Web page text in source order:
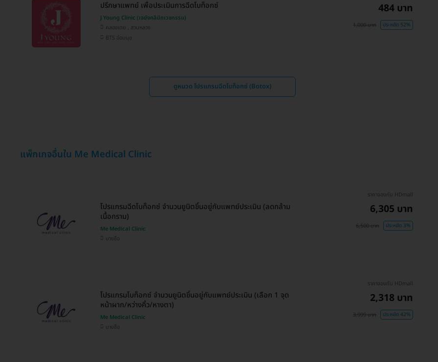
ปรึกษาแพทย์ เพื่อประเมินการฉีดโบท็อกซ์
J Young Clinic (เจยังคลินิกเวชกรรม)
คลองเตย , สวนหลวง
BTS อ่อนนุช
484 บาท
1,000 บาท ประหยัด 52%
ดูหมวด โปรแกรมฉีดโบท็อกซ์ (Botox)
แพ็กเกจอื่นใน Me Medical Clinic
โปรแกรมฉีดโบท็อกซ์ จำนวนยูนิตขึ้นอยู่กับแพทย์ประเมิน (ลดกล้าม
เนื้อกราม)
Me Medical Clinic
บางซื่อ
ราคาจองกับ HDmall
6,305 บาท
6,500 บาท ประหยัด 3%
โปรแกรมโบท็อกซ์ จำนวนยูนิตขึ้นอยู่กับแพทย์ประเมิน (เลือก 1 จุด
หน้าผาก/หว่างคิ้ว/หางตา)
Me Medical Clinic
บางซื่อ
ราคาจองกับ HDmall
2,318 บาท
3,999 บาท ประหยัด 42%